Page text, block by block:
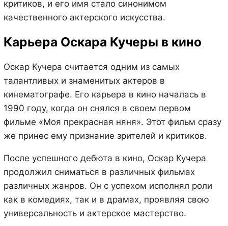
критиков, и его имя стало синонимом
качественного актерского искусства.
Карьера Оскара Кучеры в кино
Оскар Кучера считается одним из самых
талантливых и знаменитых актеров в
кинематографе. Его карьера в кино началась в
1990 году, когда он снялся в своем первом
фильме «Моя прекрасная няня». Этот фильм сразу
же принес ему признание зрителей и критиков.
После успешного дебюта в кино, Оскар Кучера
продолжил сниматься в различных фильмах
различных жанров. Он с успехом исполнял роли
как в комедиях, так и в драмах, проявляя свою
универсальность и актерское мастерство.